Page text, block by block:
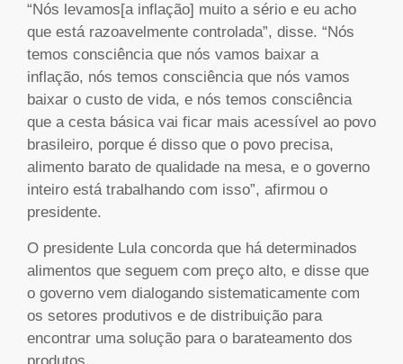
“Nós levamos[a inflação] muito a sério e eu acho
que está razoavelmente controlada”, disse. “Nós
temos consciência que nós vamos baixar a
inflação, nós temos consciência que nós vamos
baixar o custo de vida, e nós temos consciência
que a cesta básica vai ficar mais acessível ao povo
brasileiro, porque é disso que o povo precisa,
alimento barato de qualidade na mesa, e o governo
inteiro está trabalhando com isso”, afirmou o
presidente.
O presidente Lula concorda que há determinados
alimentos que seguem com preço alto, e disse que
o governo vem dialogando sistematicamente com
os setores produtivos e de distribuição para
encontrar uma solução para o barateamento dos